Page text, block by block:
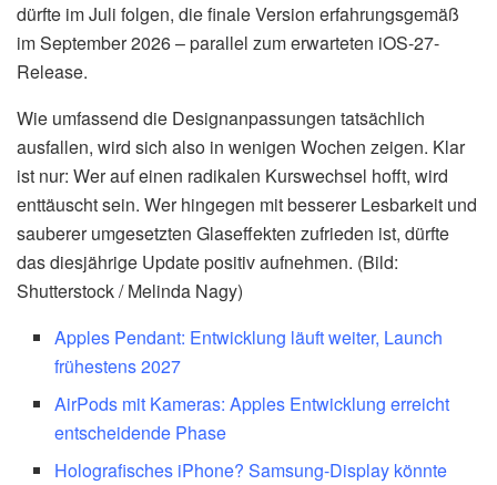
dürfte im Juli folgen, die finale Version erfahrungsgemäß
im September 2026 – parallel zum erwarteten iOS-27-
Release.
Wie umfassend die Designanpassungen tatsächlich
ausfallen, wird sich also in wenigen Wochen zeigen. Klar
ist nur: Wer auf einen radikalen Kurswechsel hofft, wird
enttäuscht sein. Wer hingegen mit besserer Lesbarkeit und
sauberer umgesetzten Glaseffekten zufrieden ist, dürfte
das diesjährige Update positiv aufnehmen. (Bild:
Shutterstock / Melinda Nagy)
Apples Pendant: Entwicklung läuft weiter, Launch
frühestens 2027
AirPods mit Kameras: Apples Entwicklung erreicht
entscheidende Phase
Holografisches iPhone? Samsung-Display könnte